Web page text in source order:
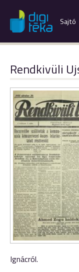
Sajtó
Rendkivüli
Ignácról.